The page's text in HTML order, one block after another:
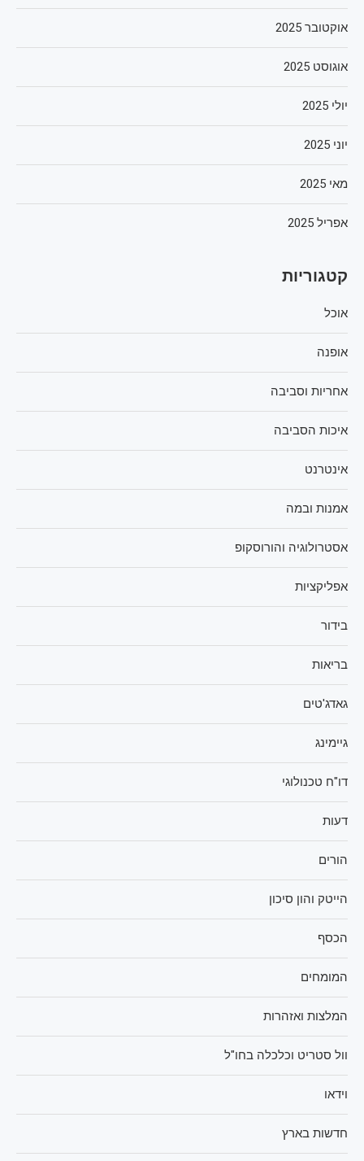
אוקטובר 2025
אוגוסט 2025
יולי 2025
יוני 2025
מאי 2025
אפריל 2025
קטגוריות
אוכל
אופנה
אחריות וסביבה
איכות הסביבה
אינטרנט
אמנות ובמה
אסטרולוגיה והורוסקופ
אפליקציות
בידור
בריאות
גאדג'טים
גיימינג
דו"ח טכנולוגי
דעות
הורים
הייטק והון סיכון
הכסף
המומחים
המלצות ואזהרות
וול סטריט וכלכלה בחו"ל
וידאו
חדשות בארץ